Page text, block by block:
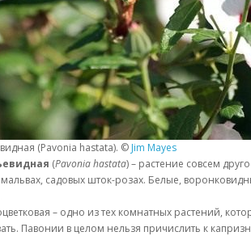
(Pavonia hastata). © Jim Mayes
(Pavonia hastata) – растение совсем
садовых шток-розах. Белые,
– одно из тех комнатных растений,
Павонии в целом нельзя причислить к